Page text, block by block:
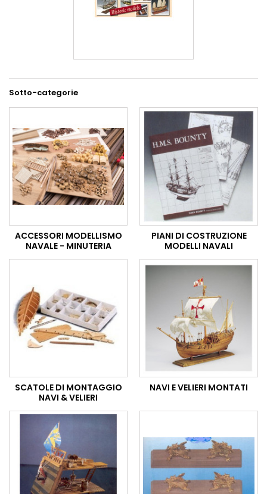
Sotto-categorie
ACCESSORI MODELLISMO
NAVALE - MINUTERIA
PIANI DI COSTRUZIONE
MODELLI NAVALI
SCATOLE DI MONTAGGIO
NAVI & VELIERI
NAVI E VELIERI MONTATI